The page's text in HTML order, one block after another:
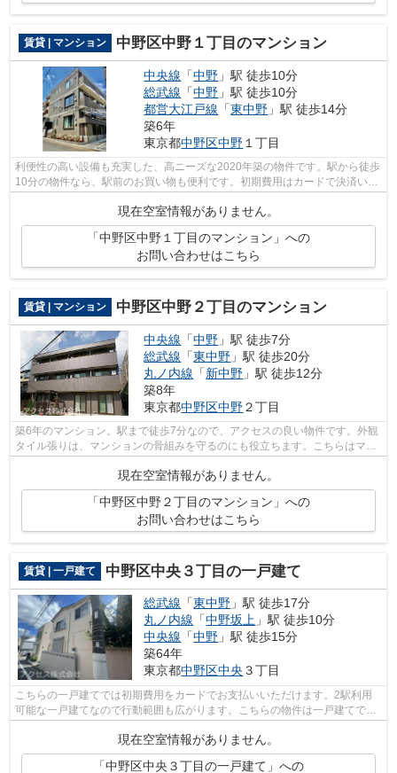
賃貸 | マンション 中野区中野１丁目のマンション
中央線 「中野 」駅 徒歩10分
総武線 「中野 」駅 徒歩10分
都営大江戸線 「東中野 」駅 徒歩14分
築6年
東京都中野区中野 １丁目
利便性の高い設備も充実した、高ニーズな2020年築の物件です。駅から徒歩
10分の物件なら、駅前のお買い物も便利です。初期費用はカードで決済いた
現在空室情報がありません。
「中野区中野１丁目のマンション」への
お問い合わせはこちら
賃貸 | マンション 中野区中野２丁目のマンション
中央線 「中野 」駅 徒歩7分
総武線 「東中野 」駅 徒歩20分
丸ノ内線 「新中野 」駅 徒歩12分
築8年
東京都中野区中野２丁目
築6年のマンション。駅まで徒歩7分なので、アクセスの良い物件です。外観
タイル張りは、マンションの骨組みを守るのにも役立ちます。こちらはマン
現在空室情報がありません。
「中野区中野２丁目のマンション」への
お問い合わせはこちら
賃貸 | 一戸建て 中野区中央３丁目の一戸建て
総武線 「東中野 」駅 徒歩17分
丸ノ内線 「中野坂上 」駅 徒歩10分
中央線 「中野 」駅 徒歩15分
築64年
東京都中野区中央 ３丁目
こちらの一戸建てでは初期費用をカードでお支払いいただけます。2駅利用
可能な一戸建てなので行動範囲も広がります。こちらの物件は一戸建てで
現在空室情報がありません。
「中野区中央３丁目の一戸建て」への